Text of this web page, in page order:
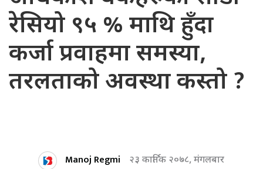
रेसियो ९५ % माथि हुँदा
कर्जा प्रवाहमा समस्या,
तरलताको अवस्था कस्तो ?
Manoj Regmi २३ कार्तिक २०७८, मंगलबार